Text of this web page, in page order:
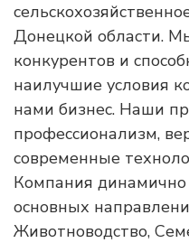
Донецкой области.
конкурентов и
наилучшие условия
нами бизнес. Наши
профессионализм,
современные
Компания динамично
основных
Животноводство,